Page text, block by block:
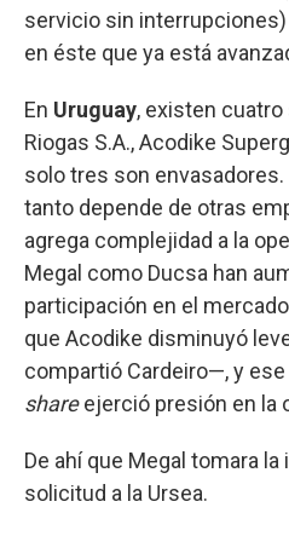
servicio sin
en éste que ya está
En Uruguay, existen cuatro
Riogas S.A., Acodike
solo tres son
tanto depende de otras
agrega complejidad a la
Megal como Ducsa han
participación en el
que Acodike disminuyó
compartió Cardeiro—, y
shareejerció presión en la
De ahí que Megal tomara
solicitud a la Ursea.